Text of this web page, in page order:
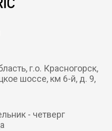
г.о. Красногорск,
шоссе, км 6-й, д. 9,
- четверг